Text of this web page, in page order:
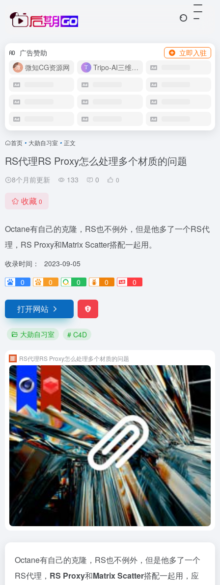
广告赞助
立即入驻
微知CG资源网
Tripo-AI三维模型
首页 • 大勋自习室 • 正文
RS代理RS Proxy怎么处理多个材质的问题
8个月前更新 133 0 0
收藏 0
Octane有自己的克隆，RS也不例外，但是他多了一个RS代
理，RS Proxy和Matrix Scatter搭配一起用。
收录时间：
2023-09-05
0
0 0 0 0
打开网站
大勋自习室 # C4D
RS代理RS Proxy怎么处理多个材质的问题
Octane有自己的克隆，RS也不例外，但是他多了一个
RS代理， RS Proxy和Matrix Scatter搭配一起用，应